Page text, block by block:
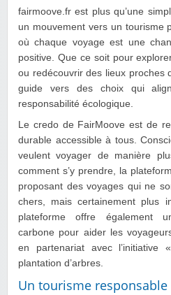
fairmoove.fr est plus qu’une
un mouvement vers un tourisme
où chaque voyage est une
positive. Que ce soit pour
ou redécouvrir des lieux proches
guide vers des choix qui
responsabilité écologique.
Le credo de FairMoove est de
durable accessible à tous.
veulent voyager de manière
comment s’y prendre, la
proposant des voyages qui ne
chers, mais certainement plus
plateforme offre également
carbone pour aider les
en partenariat avec
plantation d’arbres.
Un tourisme